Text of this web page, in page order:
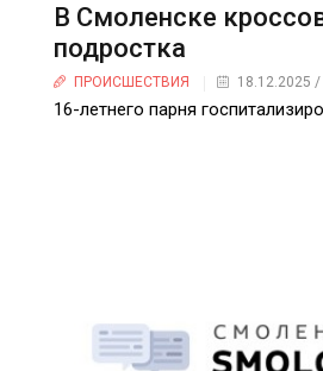
В Смоленске
подростка
ПРОИСШЕСТВИЯ 18.12.2025 /
16-летнего парня